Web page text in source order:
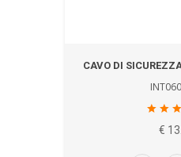
CAVO DI
€